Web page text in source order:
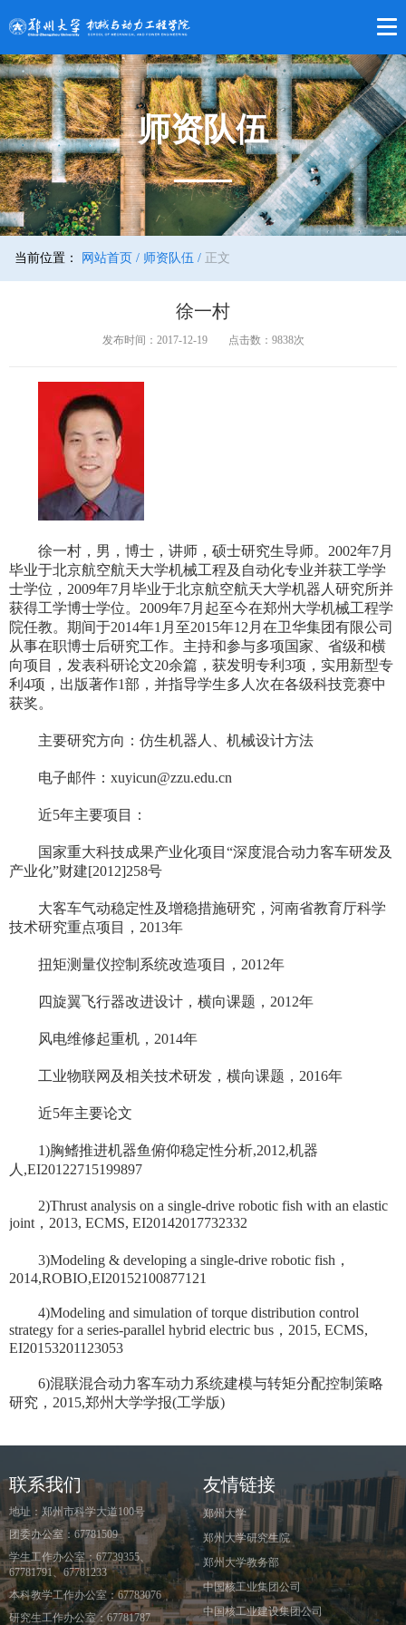
师资队伍
当前位置： 网站首页 / 师资队伍 / 正文
徐一村
发布时间：2017-12-19 点击数： 9838次
徐一村，男，博士，讲师，硕士研究生导师。2002年7月
毕业于北京航空航天大学机械工程及自动化专业并获工学学
士学位，2009年7月毕业于北京航空航天大学机器人研究所并
获得工学博士学位。2009年7月起至今在郑州大学机械工程学
院任教。期间于2014年1月至2015年12月在卫华集团有限公司
从事在职博士后研究工作。主持和参与多项国家、省级和横
向项目，发表科研论文20余篇，获发明专利3项，实用新型专
利4项，出版著作1部，并指导学生多人次在各级科技竞赛中
获奖。
主要研究方向：仿生机器人、机械设计方法
电子邮件：xuyicun@zzu.edu.cn
近5年主要项目：
国家重大科技成果产业化项目“深度混合动力客车研发及
产业化”财建[2012]258号
大客车气动稳定性及增稳措施研究，河南省教育厅科学
技术研究重点项目，2013年
扭矩测量仪控制系统改造项目，2012年
四旋翼飞行器改进设计，横向课题，2012年
风电维修起重机，2014年
工业物联网及相关技术研发，横向课题，2016年
近5年主要论文
1)胸鳍推进机器鱼俯仰稳定性分析,2012,机器
人,EI20122715199897
2)Thrust analysis on a single-drive robotic fish with an elastic
joint，2013, ECMS, EI20142017732332
3)Modeling & developing a single-drive robotic fish，
2014,ROBIO,EI20152100877121
4)Modeling and simulation of torque distribution control
strategy for a series-parallel hybrid electric bus，2015, ECMS,
EI20153201123053
6)混联混合动力客车动力系统建模与转矩分配控制策略
研究，2015,郑州大学学报(工学版)
联系我们
地址：郑州市科学大道100号
团委办公室：67781509
学生工作办公室：67739355、
67781791、67781233
本科教学工作办公室：67783076
研究生工作办公室：67781787
友情链接
郑州大学
郑州大学研究生院
郑州大学教务部
中国核工业集团公司
中国核工业建设集团公司